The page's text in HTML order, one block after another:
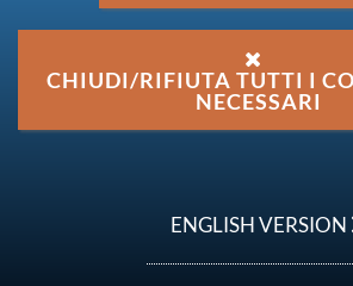
ALTRI DOCUMENTI
CHIUDI/RIFIUTA TUTTI I
NECESSARI
ENGLISH VERSION